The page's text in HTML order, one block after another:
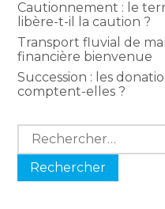
Cautionnement : le
libère-t-il la caution ?
Transport fluvial de
financière bienvenue
Succession : les
comptent-elles ?
Rechercher :